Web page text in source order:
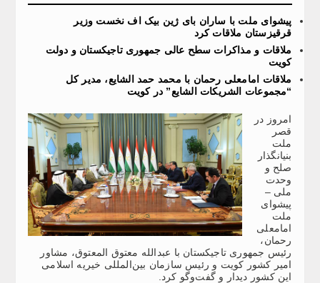
پیشوای ملت با ساران بای ژین بیک اف نخست وزیر
قرقیزستان ملاقات کرد
ملاقات و مذاکرات سطح عالی جمهوری تاجیکستان و دولت
کویت
ملاقات امامعلی رحمان با محمد حمد الشایع، مدیر کل
“مجموعات الشریکات الشایع” در کویت
امروز در
قصر
ملت
بنیانگذار
صلح و
وحدت
ملی –
پیشوای
ملت
امامعلی
رحمان،
رئیس جمهوری تاجیکستان با عبدالله معتوق المعتوق، مشاور
امیر کشور کویت و رئیس سازمان بین‌المللی خیریه اسلامی
این کشور دیدار و گفت‌و‌گو کرد.